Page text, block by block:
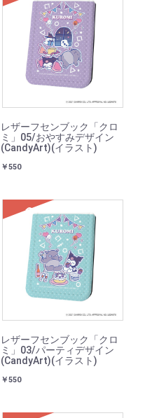
レザーフセンブック「クロ
ミ」05/おやすみデザイン
(CandyArt)(イラスト)
￥550
SOLD
レザーフセンブック「クロ
ミ」03/パーティデザイン
(CandyArt)(イラスト)
￥550